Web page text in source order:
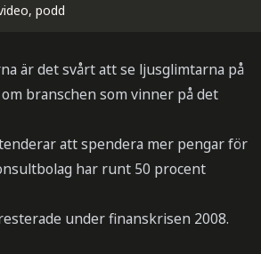
podd
är det svårt att se ljusglimtarna på
branschen som vinner på det
att spendera mer pengar för
har runt 50 procent
under finanskrisen 2008.